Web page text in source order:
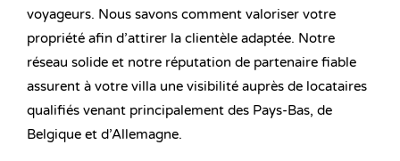
voyageurs. Nous savons comment valoriser votre
propriété afin d’attirer la clientèle adaptée. Notre
réseau solide et notre réputation de partenaire fiable
assurent à votre villa une visibilité auprès de locataires
qualifiés venant principalement des Pays-Bas, de
Belgique et d’Allemagne.